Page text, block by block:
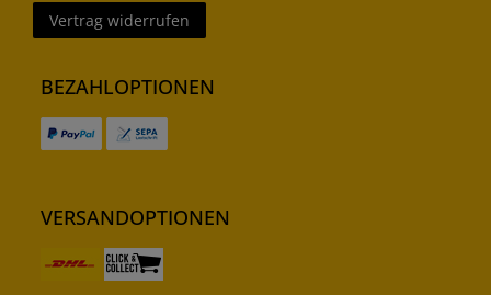
Vertrag widerrufen
BEZAHLOPTIONEN
VERSANDOPTIONEN